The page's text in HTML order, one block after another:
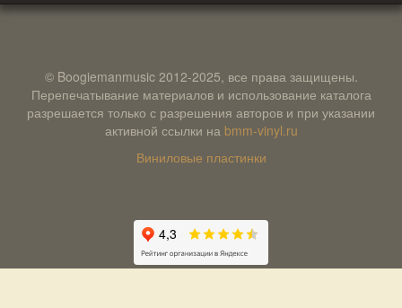
© Boogiemanmusic 2012-2025, все права защищены.
Перепечатывание материалов и использование каталога
разрешается только с разрешения авторов и при указании
активной ссылки на bmm-vinyl.ru
Виниловые пластинки